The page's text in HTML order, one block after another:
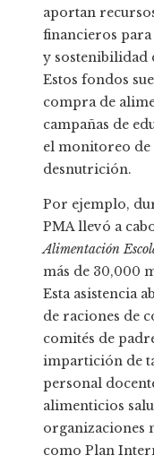
aportan
financieros
y sostenibilidad
Estos fondos
compra de
campañas de
el monitoreo
desnutrición.
Por ejemplo,
PMA llevó a
Alimentación
más de 30,000
Esta asistencia
de raciones de
comités de
impartición de
personal
alimenticios
organizaciones
como Plan